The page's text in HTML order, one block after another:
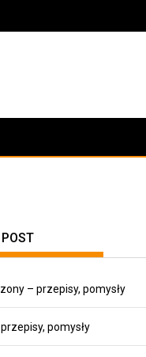
– przepisy, pomysły
pomysły